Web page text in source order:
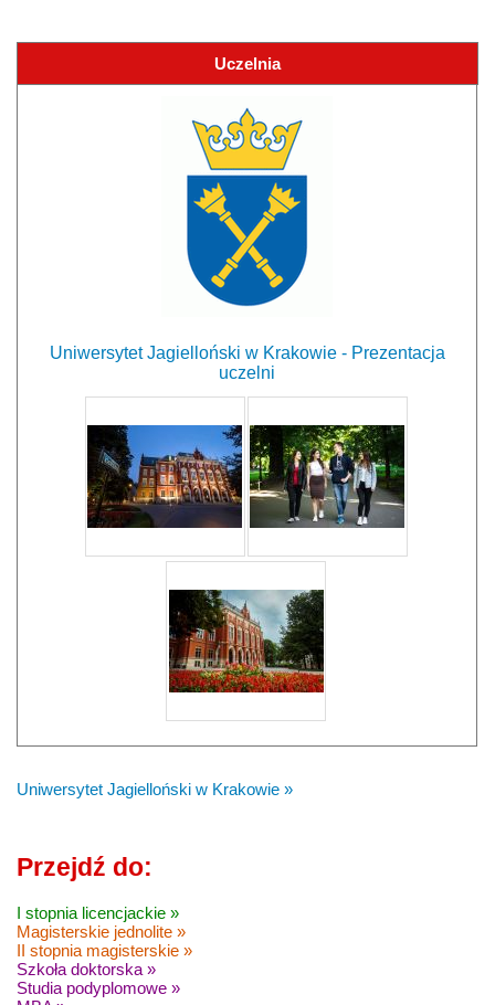
Uczelnia
Uniwersytet Jagielloński w Krakowie - Prezentacja
uczelni
Uniwersytet Jagielloński w Krakowie »
Przejdź do:
I stopnia licencjackie »
Magisterskie jednolite »
II stopnia magisterskie »
Szkoła doktorska »
Studia podyplomowe »